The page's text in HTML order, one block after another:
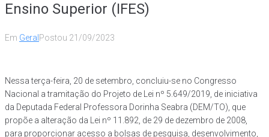
Ensino Superior (IFES)
Em Geral Postou 21/09/2023
Nessa terça-feira, 20 de setembro, concluiu-se no Congresso
Nacional a tramitação do Projeto de Lei nº 5.649/2019, de iniciativa
da Deputada Federal Professora Dorinha Seabra (DEM/TO), que
propõe a alteração da Lei nº 11.892, de 29 de dezembro de 2008,
para proporcionar acesso a bolsas de pesquisa, desenvolvimento,